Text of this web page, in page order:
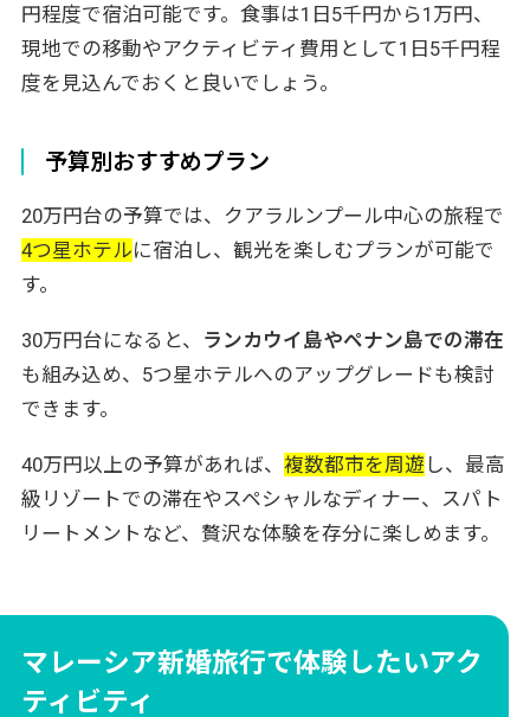
円程度で宿泊可能です。食事は1日5千円から1万円、
現地での移動やアクティビティ費用として1日5千円程
度を見込んでおくと良いでしょう。
予算別おすすめプラン
20万円台の予算では、クアラルンプール中心の旅程で
4つ星ホテルに宿泊し、観光を楽しむプランが可能で
す。
30万円台になると、
ランカウイ島やペナン島での滞在
も組み込め、5つ星ホテルへのアップグレードも検討
できます。
40万円以上の予算があれば、 複数都市を周遊 し、最高
級リゾートでの滞在やスペシャルなディナー、スパト
リートメントなど、贅沢な体験を存分に楽しめます。
マレーシア新婚旅行で体験したいアク
ティビティ